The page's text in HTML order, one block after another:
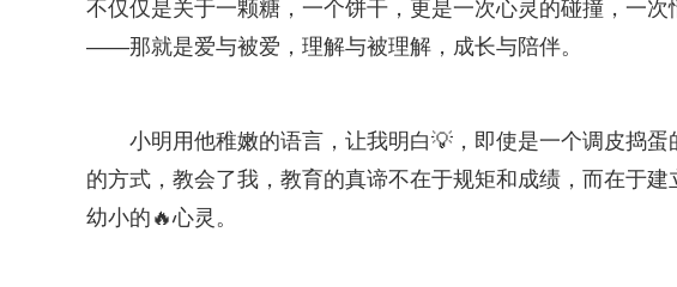
不仅仅是关于一颗糖，一个饼干，更是一次心灵的碰撞，一
——那就是爱与被爱，理解与被理解，成长与陪伴。
小明用他稚嫩的语言，让我明白💡，即使是一个调皮捣
的方式，教会了我，教育的真谛不在于规矩和成绩，而在于
幼小的🔥心灵。